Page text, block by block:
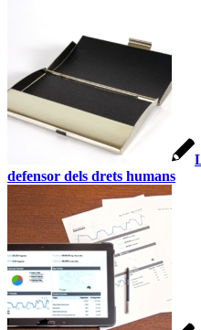
defensor dels drets humans